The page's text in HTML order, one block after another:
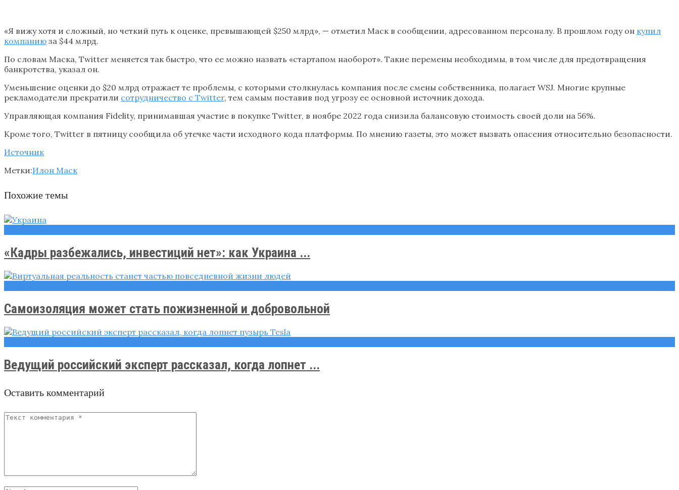
«Я вижу хотя и сложный, но четкий путь к оценке, превышающей $250 млрд», — отметил Маск в сообщении, адресованном персоналу. В прошлом году он купил
компанию за $44 млрд.
По словам Маска, Twitter меняется так быстро, что ее можно назвать «стартапом наоборот». Такие перемены необходимы, в том числе для предотвращения
банкротства, указал он.
Уменьшение оценки до $20 млрд отражает те проблемы, с которыми столкнулась компания после смены собственника, полагает WSJ. Многие крупные
рекламодатели прекратили сотрудничество с Twitter, тем самым поставив под угрозу ее основной источник дохода.
Управляющая компания Fidelity, принимавшая участие в покупке Twitter, в ноябре 2022 года снизила балансовую стоимость своей доли на 56%.
Кроме того, Twitter в пятницу сообщила об утечке части исходного кода платформы. По мнению газеты, это может вызвать опасения относительно безопасности.
Источник
Метки:Илон Маск
Похожие темы
«Кадры разбежались, инвестиций нет»: как Украина ...
Самоизоляция может стать пожизненной и добровольной
Ведущий российский эксперт рассказал, когда лопнет ...
Оставить комментарий